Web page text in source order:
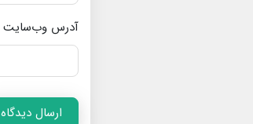
آدرس وب‌سایت
ارسال دیدگاه